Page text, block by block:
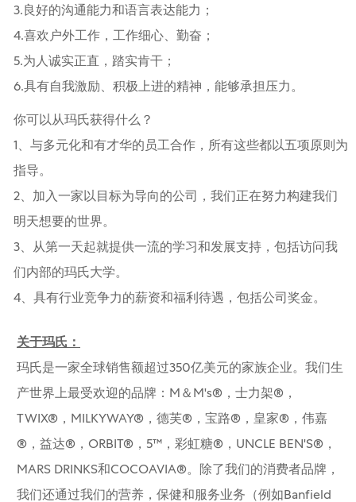
3.良好的沟通能力和语言表达能力；
4.喜欢户外工作，工作细心、勤奋；
5.为人诚实正直，踏实肯干；
6.具有自我激励、积极上进的精神，能够承担压力。
你可以从玛氏获得什么？
1、与多元化和有才华的员工合作，所有这些都以五项原则为
指导。
2、加入一家以目标为导向的公司，我们正在努力构建我们
明天想要的世界。
3、从第一天起就提供一流的学习和发展支持，包括访问我
们内部的玛氏大学。
4、具有行业竞争力的薪资和福利待遇，包括公司奖金。
关于玛氏：
玛氏是一家全球销售额超过350亿美元的家族企业。我们生
产世界上最受欢迎的品牌：M＆M's®，士力架®，
TWIX®，MILKYWAY®，德芙®，宝路®，皇家®，伟嘉
®，益达®，ORBIT®，5™，彩虹糖®，UNCLE BEN'S®，
MARS DRINKS和COCOAVIA®。除了我们的消费者品牌，
我们还通过我们的营养，保健和服务业务（例如Banfield